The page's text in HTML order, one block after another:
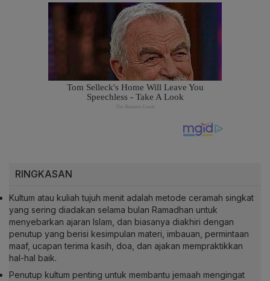
RINGKASAN
Kultum atau kuliah tujuh menit adalah metode ceramah singkat
yang sering diadakan selama bulan Ramadhan untuk
menyebarkan ajaran Islam, dan biasanya diakhiri dengan
penutup yang berisi kesimpulan materi, imbauan, permintaan
maaf, ucapan terima kasih, doa, dan ajakan mempraktikkan
hal-hal baik.
Penutup kultum penting untuk membantu jemaah mengingat